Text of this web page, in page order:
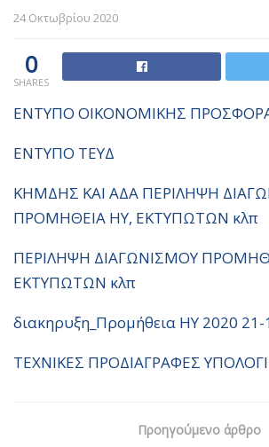
24 Οκτωβρίου 2020
0
SHARES
ΕΝΤΥΠΟ ΟΙΚΟΝΟΜΙΚΗΣ
ΕΝΤΥΠΟ ΤΕΥΔ
ΚΗΜΔΗΣ ΚΑΙ ΑΔΑ ΠΕΡΙΛΗΨΗ
ΠΡΟΜΗΘΕΙΑ ΗΥ, ΕΚΤΥΠΩΤΩΝ κλπ
ΠΕΡΙΛΗΨΗ ΔΙΑΓΩΝΙΣΜΟΥ
ΕΚΤΥΠΩΤΩΝ κλπ
διακηρυξη_Προμήθεια ΗΥ 2020
ΤΕΧΝΙΚΕΣ ΠΡΟΔΙΑΓΡΑΦΕΣ
Προηγούμενο άρθρο